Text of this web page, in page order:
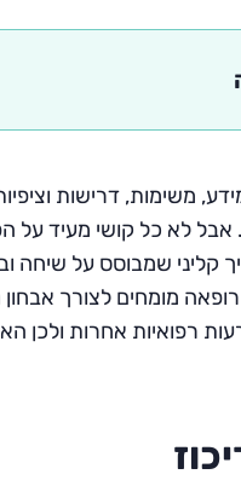
משימות, דרישות
אבל לא כל קושי מעיד
קליני שמבוסס על
מומחים לצורך אבחון
רפואיות אחרות ולכן